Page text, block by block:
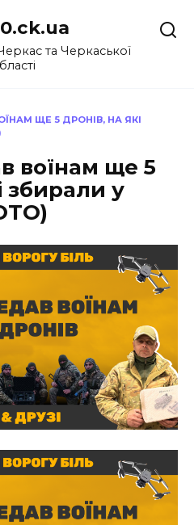
та Черкаської
ЩЕ 5 ДРОНІВ, НА ЯКІ
воїнам ще 5
збирали у